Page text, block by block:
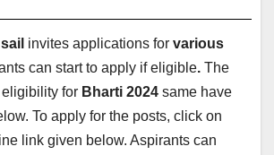
sail invites applications for various
can start to apply if eligible. The
for Bharti 2024 same have
To apply for the posts, click on
link given below. Aspirants can